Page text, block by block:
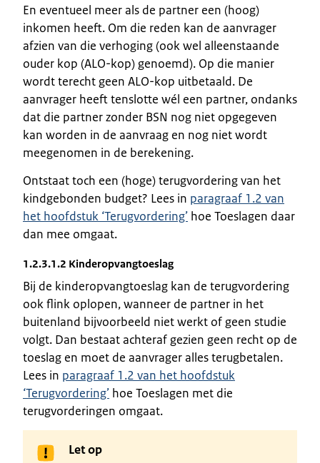
En eventueel meer als de partner een (hoog)
inkomen heeft. Om die reden kan de aanvrager
afzien van die verhoging (ook wel alleenstaande
ouder kop (ALO-kop) genoemd). Op die manier
wordt terecht geen ALO-kop uitbetaald. De
aanvrager heeft tenslotte wél een partner, ondanks
dat die partner zonder BSN nog niet opgegeven
kan worden in de aanvraag en nog niet wordt
meegenomen in de berekening.
Ontstaat toch een (hoge) terugvordering van het
kindgebonden budget? Lees in paragraaf 1.2 van
het hoofdstuk ‘Terugvordering’ hoe Toeslagen daar
dan mee omgaat.
1.2.3.1.2 Kinderopvangtoeslag
Bij de kinderopvangtoeslag kan de terugvordering
ook flink oplopen, wanneer de partner in het
buitenland bijvoorbeeld niet werkt of geen studie
volgt. Dan bestaat achteraf gezien geen recht op de
toeslag en moet de aanvrager alles terugbetalen.
Lees in paragraaf 1.2 van het hoofdstuk
‘Terugvordering’ hoe Toeslagen met die
terugvorderingen omgaat.
Let op